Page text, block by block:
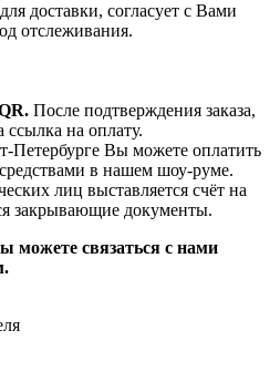
доставки, согласует с Вами
отслеживания.
После подтверждения заказа,
ссылка на оплату.
Петербурге Вы можете оплатить
в нашем шоу-руме.
лиц выставляется счёт на
закрывающие документы.
можете связаться с нами